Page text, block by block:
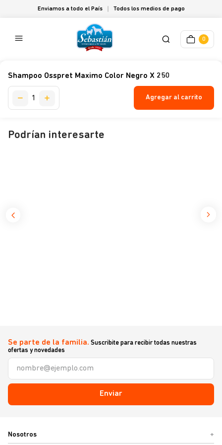
Enviamos a todo el País Todos los medios de pago
0
Shampoo Osspret Maximo Color Negro X 250
Agregar al carrito
Podrían interesarte
Se parte de la familia. Suscribite para recibir todas nuestras
ofertas y novedades
Enviar
Nosotros +